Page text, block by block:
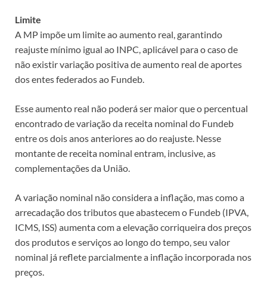
Limite
A MP impõe um limite ao aumento real, garantindo
reajuste mínimo igual ao INPC, aplicável para o caso de
não existir variação positiva de aumento real de aportes
dos entes federados ao Fundeb.
Esse aumento real não poderá ser maior que o percentual
encontrado de variação da receita nominal do Fundeb
entre os dois anos anteriores ao do reajuste. Nesse
montante de receita nominal entram, inclusive, as
complementações da União.
A variação nominal não considera a inflação, mas como a
arrecadação dos tributos que abastecem o Fundeb (IPVA,
ICMS, ISS) aumenta com a elevação corriqueira dos preços
dos produtos e serviços ao longo do tempo, seu valor
nominal já reflete parcialmente a inflação incorporada nos
preços.